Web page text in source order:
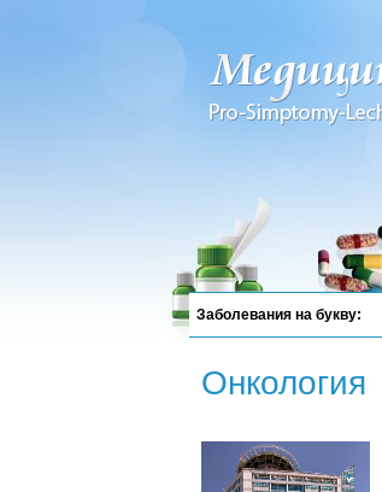
Онкология